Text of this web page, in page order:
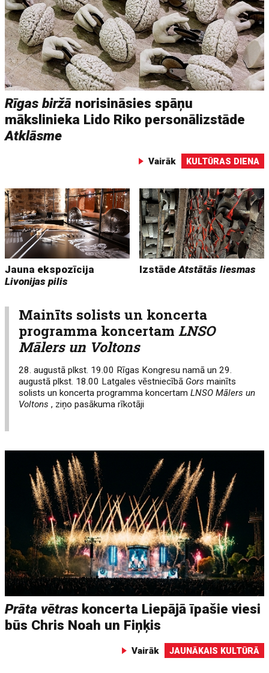
Rīgas biržā norisināsies spāņu
mākslinieka Lido Riko personālizstāde
Atklāsme
Vairāk KULTŪRAS DIENA
Jauna ekspozīcija
Livonijas pilis
IzstādeAtstātās liesmas
Mainīts solists un koncerta
programma koncertamLNSO
Mālers un Voltons
28. augustā plkst. 19.00 Rīgas Kongresu namā un 29.
augustā plkst. 18.00 Latgales vēstniecībā Gors mainīts
solists un koncerta programma koncertamLNSO Mālers un
Voltons , ziņo pasākuma rīkotāji
Prāta vētras koncerta Liepājā īpašie viesi
būs Chris Noah un Fiņķis
Vairāk JAUNĀKAIS KULTŪRĀ